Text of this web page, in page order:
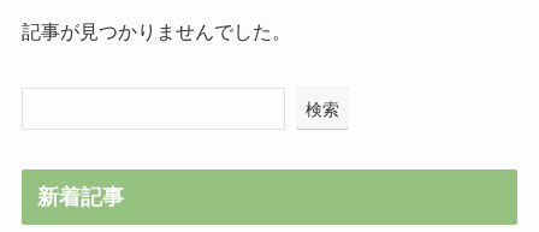
記事が見つかりませんでした。
検索
新着記事